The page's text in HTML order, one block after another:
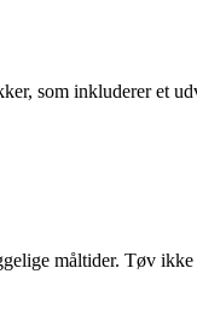
som inkluderer et
måltider. Tøv